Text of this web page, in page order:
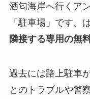
酒匂海岸へ行くア
「駐車場」です。
隣接する専用の無
過去には路上駐車
とのトラブルや警